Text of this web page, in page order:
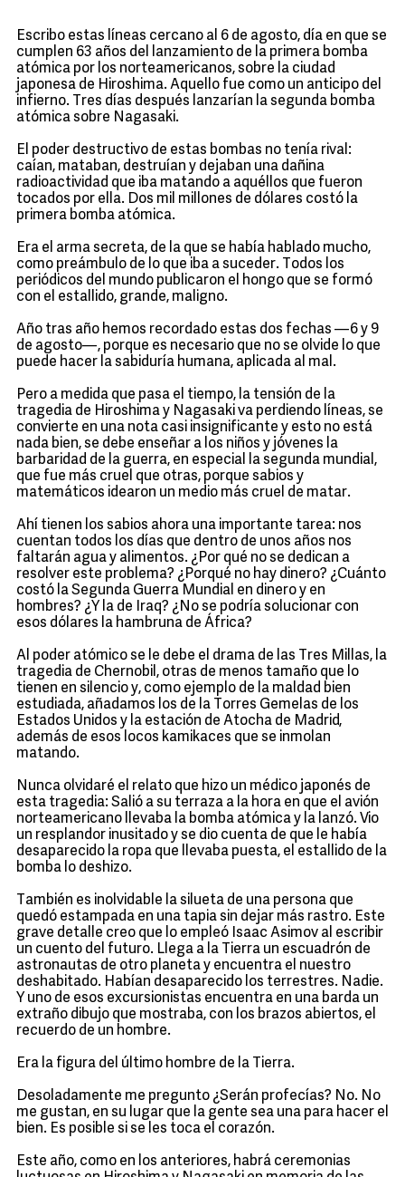
Escribo estas líneas cercano al 6 de agosto, día en que se
cumplen 63 años del lanzamiento de la primera bomba
atómica por los norteamericanos, sobre la ciudad
japonesa de Hiroshima. Aquello fue como un anticipo del
infierno. Tres días después lanzarían la segunda bomba
atómica sobre Nagasaki.
El poder destructivo de estas bombas no tenía rival:
caían, mataban, destruían y dejaban una dañina
radioactividad que iba matando a aquéllos que fueron
tocados por ella. Dos mil millones de dólares costó la
primera bomba atómica.
Era el arma secreta, de la que se había hablado mucho,
como preámbulo de lo que iba a suceder. Todos los
periódicos del mundo publicaron el hongo que se formó
con el estallido, grande, maligno.
Año tras año hemos recordado estas dos fechas —6 y 9
de agosto—, porque es necesario que no se olvide lo que
puede hacer la sabiduría humana, aplicada al mal.
Pero a medida que pasa el tiempo, la tensión de la
tragedia de Hiroshima y Nagasaki va perdiendo líneas, se
convierte en una nota casi insignificante y esto no está
nada bien, se debe enseñar a los niños y jóvenes la
barbaridad de la guerra, en especial la segunda mundial,
que fue más cruel que otras, porque sabios y
matemáticos idearon un medio más cruel de matar.
Ahí tienen los sabios ahora una importante tarea: nos
cuentan todos los días que dentro de unos años nos
faltarán agua y alimentos. ¿Por qué no se dedican a
resolver este problema? ¿Porqué no hay dinero? ¿Cuánto
costó la Segunda Guerra Mundial en dinero y en
hombres? ¿Y la de Iraq? ¿No se podría solucionar con
esos dólares la hambruna de África?
Al poder atómico se le debe el drama de las Tres Millas, la
tragedia de Chernobil, otras de menos tamaño que lo
tienen en silencio y, como ejemplo de la maldad bien
estudiada, añadamos los de la Torres Gemelas de los
Estados Unidos y la estación de Atocha de Madrid,
además de esos locos kamikaces que se inmolan
matando.
Nunca olvidaré el relato que hizo un médico japonés de
esta tragedia: Salió a su terraza a la hora en que el avión
norteamericano llevaba la bomba atómica y la lanzó. Vio
un resplandor inusitado y se dio cuenta de que le había
desaparecido la ropa que llevaba puesta, el estallido de la
bomba lo deshizo.
También es inolvidable la silueta de una persona que
quedó estampada en una tapia sin dejar más rastro. Este
grave detalle creo que lo empleó Isaac Asimov al escribir
un cuento del futuro. Llega a la Tierra un escuadrón de
astronautas de otro planeta y encuentra el nuestro
deshabitado. Habían desaparecido los terrestres. Nadie.
Y uno de esos excursionistas encuentra en una barda un
extraño dibujo que mostraba, con los brazos abiertos, el
recuerdo de un hombre.
Era la figura del último hombre de la Tierra.
Desoladamente me pregunto ¿Serán profecías? No. No
me gustan, en su lugar que la gente sea una para hacer el
bien. Es posible si se les toca el corazón.
Este año, como en los anteriores, habrá ceremonias